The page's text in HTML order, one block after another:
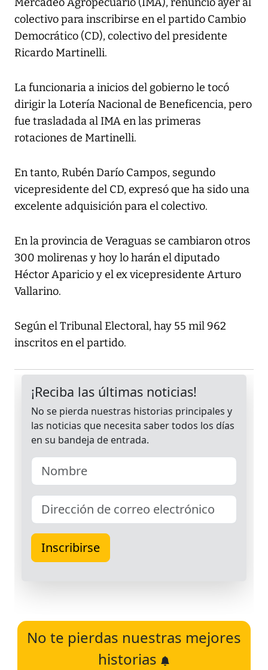
Mercadeo Agropecuario (IMA), renunció ayer al
colectivo para inscribirse en el partido Cambio
Democrático (CD), colectivo del presidente
Ricardo Martinelli.
La funcionaria a inicios del gobierno le tocó
dirigir la Lotería Nacional de Beneficencia, pero
fue trasladada al IMA en las primeras
rotaciones de Martinelli.
En tanto, Rubén Darío Campos, segundo
vicepresidente del CD, expresó que ha sido una
excelente adquisición para el colectivo.
En la provincia de Veraguas se cambiaron otros
300 molirenas y hoy lo harán el diputado
Héctor Aparicio y el ex vicepresidente Arturo
Vallarino.
Según el Tribunal Electoral, hay 55 mil 962
inscritos en el partido.
No te pierdas nuestras mejores
historias